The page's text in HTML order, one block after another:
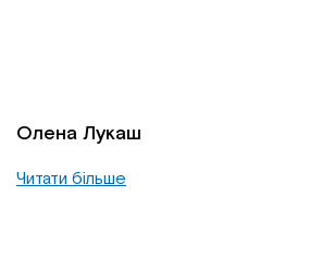
Олена Лукаш
Читати більше